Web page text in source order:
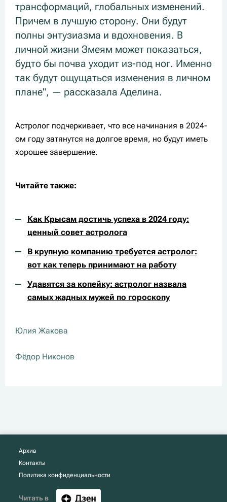
трансформаций, глобальных изменений.
Причем в лучшую сторону. Они будут
полны энтузиазма и вдохновения. В
личной жизни Змеям может показаться,
будто бы почва уходит из-под ног. Именно
так будут ощущаться изменения в личном
плане", — рассказала Аделина.
Астролог подчеркивает, что все начинания в 2024-
ом году затянутся на долгое время, но будут иметь
хорошее завершение.
Читайте также:
Как Крысам достичь успеха в 2024 году:
ценный совет астролога
В крупную компанию требуется астролог:
вот как теперь принимают на работу
Удавятся за копейку: астролог назвала
самых жадных мужей по гороскопу
Юлия Жакова
Фёдор Никонов
Читать в
Архив
Контакты
Политика конфиденциальности